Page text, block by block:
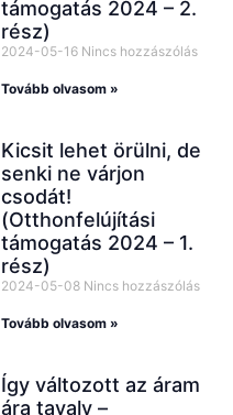
támogatás 2024 – 2.
rész)
2024-05-16 Nincs hozzászólás
Tovább olvasom »
Kicsit lehet örülni, de
senki ne várjon
csodát!
(Otthonfelújítási
támogatás 2024 – 1.
rész)
2024-05-08 Nincs hozzászólás
Tovább olvasom »
Így változott az áram
ára tavaly –